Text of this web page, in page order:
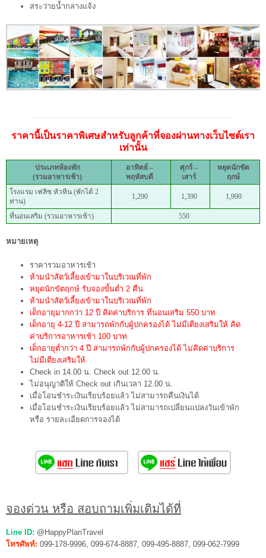
สระว่ายน้ำกลางแจ้ง
ราคานี้เป็นราคาพิเศษสำหรับลูกค้าที่จองผ่านทางเว็บไซต์เรา
เท่านั้น
ประเภทห้องพัก
(รวมอาหารเช้า)
อาทิตย์ –
พฤหัสบดี
ศุกร์ –
เสาร์
หยุดนักขัต
ฤกษ์
โรงแรม เฟลิซ หัวหิน (พักได้ 2
ท่าน)
1,290 1,390 1,990
ที่นอนเสริม (รวมอาหารเช้า) 550
หมายเหตุ
ราคารวมอาหารเช้า
ห้ามนำสัตว์เลี้ยงเข้ามาในบริเวณที่พัก
หยุดนักขัตฤกษ์ รับจองขั้นต่ำ 2 คืน
ห้ามนำสัตว์เลี้ยงเข้ามาในบริเวณที่พัก
เด็กอายุมากกว่า 12 ปี คิดค่าบริการ ที่นอนเสริม 550 บาท
เด็กอายุ 4-12 ปี สามารถพักกับผู้ปกครองได้ ไม่มีเตียงเสริมให้ คิด
ค่าบริการอาหารเช้า 100 บาท
เด็กอายุต่ำกว่า 4 ปี สามารถพักกับผู้ปกครองได้ ไม่คิดค่าบริการ
ไม่มีเตียงเสริมให้
Check in 14.00 น. Check out 12.00 น.
ไม่อนุญาติให้ Check out เกินเวลา 12.00 น.
เมื่อโอนชำระเงินเรียบร้อยแล้ว ไม่สามารถคืนเงินได้
เมื่อโอนชำระเงินเรียบร้อยแล้ว ไม่สามารถเปลี่ยนแปลงวันเข้าพัก
หรือ รายละเอียดการจองได้
จองด่วน หรือ สอบถามเพิ่มเติมได้ที่
Line ID: @HappyPlanTravel
โทรศัพท์: 099-178-9996, 099-674-8887, 099-495-8887, 099-062-7999